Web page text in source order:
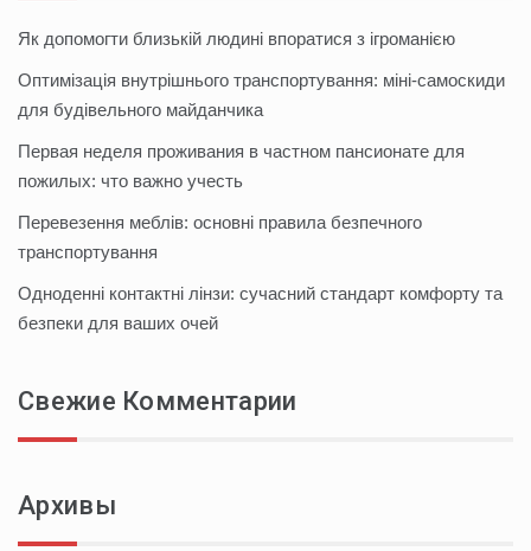
Як допомогти близькій людині впоратися з ігроманією
Оптимізація внутрішнього транспортування: міні-самоскиди
для будівельного майданчика
Первая неделя проживания в частном пансионате для
пожилых: что важно учесть
Перевезення меблів: основні правила безпечного
транспортування
Одноденні контактні лінзи: сучасний стандарт комфорту та
безпеки для ваших очей
Свежие Комментарии
Архивы